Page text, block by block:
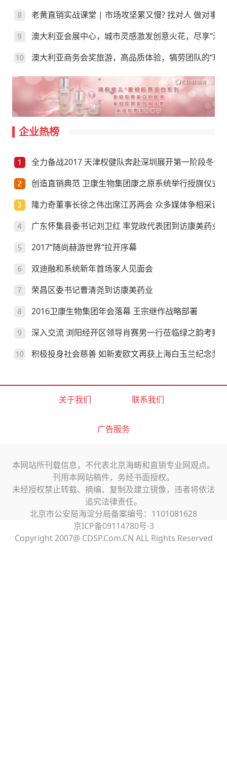
老黄直销实战课堂 | 市场攻坚累又慢? 找对人 做对事
澳大利亚会展中心，城市灵感激发创意火花，尽享“澳”
澳大利亚商务会奖旅游，高品质体验，犒劳团队的“玩”
企业热榜
全力备战2017 天津权健队奔赴深圳展开第一阶段冬训
创造直销典范 卫康生物集团康之原系统举行授旗仪式
隆力奇董事长徐之伟出席江苏两会 众多媒体争相采访
广东怀集县委书记刘卫红 率党政代表团到访康美药业
2017“随尚赫游世界”拉开序幕
双迪融和系统新年首场家人见面会
荣昌区委书记曹清尧到访康美药业
2016卫康生物集团年会落幕 王宗继作战略部署
深入交流 浏阳经开区领导肖赛男一行莅临绿之韵考察
积极投身社会慈善 如新麦欧文再获上海白玉兰纪念奖
关于我们 联系我们
广告服务
本网站所刊载信息，不代表北京海畴和直销专业网观点。
刊用本网站稿件，务经书面授权。
未经授权禁止转载、摘编、复制及建立镜像，违者将依法
追究法律责任。
北京市公安局海淀分局备案编号：1101081628
京ICP备09114780号-3
Copyright 2007@ CDSP.Com.CN ALL Rights Reserved